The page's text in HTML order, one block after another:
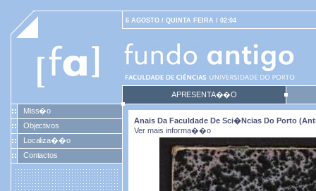
6 AGOSTO / QUINTA FEIRA / 02:04
APRESENTA��O
Miss�o
Objectivos
Localiza��o
Contactos
Anais Da Faculdade De Sci�ncias Do Porto
Ver mais informa��o